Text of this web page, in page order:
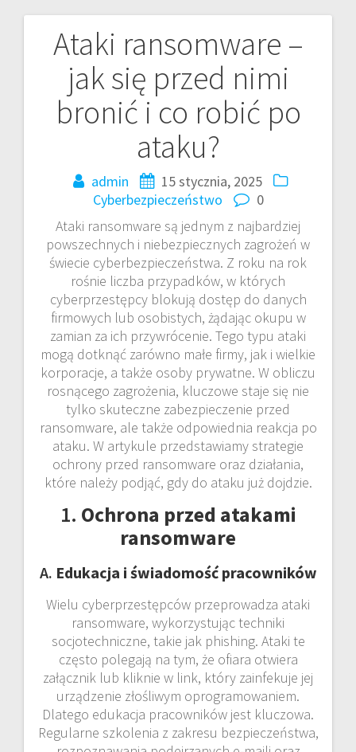
Ataki ransomware –
jak się przed nimi
bronić i co robić po
ataku?
admin
15 stycznia, 2025
Cyberbezpieczeństwo
0
Ataki ransomware są jednym z najbardziej
powszechnych i niebezpiecznych zagrożeń w
świecie cyberbezpieczeństwa. Z roku na rok
rośnie liczba przypadków, w których
cyberprzestępcy blokują dostęp do danych
firmowych lub osobistych, żądając okupu w
zamian za ich przywrócenie. Tego typu ataki
mogą dotknąć zarówno małe firmy, jak i wielkie
korporacje, a także osoby prywatne. W obliczu
rosnącego zagrożenia, kluczowe staje się nie
tylko skuteczne zabezpieczenie przed
ransomware, ale także odpowiednia reakcja po
ataku. W artykule przedstawiamy strategie
ochrony przed ransomware oraz działania,
które należy podjąć, gdy do ataku już dojdzie.
1. Ochrona przed atakami
ransomware
A. Edukacja i świadomość pracowników
Wielu cyberprzestępców przeprowadza ataki
ransomware, wykorzystując techniki
socjotechniczne, takie jak phishing. Ataki te
często polegają na tym, że ofiara otwiera
załącznik lub kliknie w link, który zainfekuje jej
urządzenie złośliwym oprogramowaniem.
Dlatego edukacja pracowników jest kluczowa.
Regularne szkolenia z zakresu bezpieczeństwa,
Nawigacja
wpisu